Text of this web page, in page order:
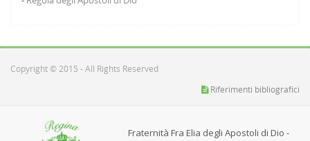
Copyright © 2015 - All Rights Reserved
Riferimenti bibliografici
Fraternità Fra Elia degli Apostoli di Dio -